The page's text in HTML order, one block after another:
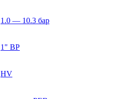
1.0 — 10.3 бар
1" ВР
HV